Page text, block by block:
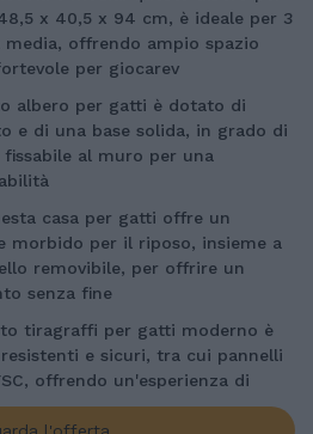
x 40,5 x 94 cm, è ideale per 3
offrendo ampio spazio
per giocarev
albero per gatti è dotato di
e di una base solida, in grado di
al muro per una
casa per gatti offre un
morbido per il riposo, insieme a
removibile, per offrire un
senza fine
tiragraffi per gatti moderno è
e sicuri, tra cui pannelli
offrendo un'esperienza di
sia per le persone che per i
l'offerta